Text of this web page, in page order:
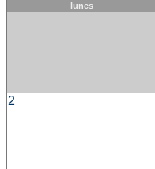
lunes
2